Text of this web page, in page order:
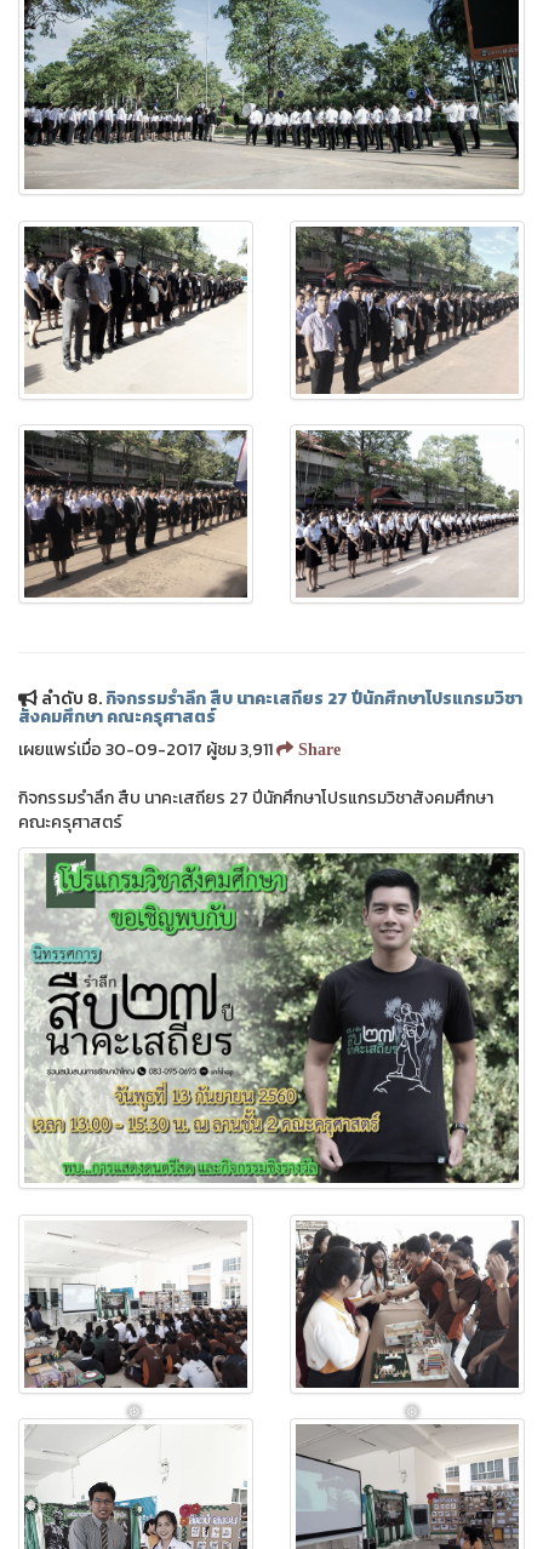
ลำดับ 8.กิจกรรมรำลึก สืบ นาคะเสถียร 27 ปีนักศึกษาโปรแกรมวิชา
สังคมศึกษา คณะครุศาสตร์
เผยแพร่เมื่อ 30-09-2017 ผู้ชม 3,911
Share
กิจกรรมรำลึก สืบ นาคะเสถียร 27 ปีนักศึกษาโปรแกรมวิชาสังคมศึกษา
คณะครุศาสตร์